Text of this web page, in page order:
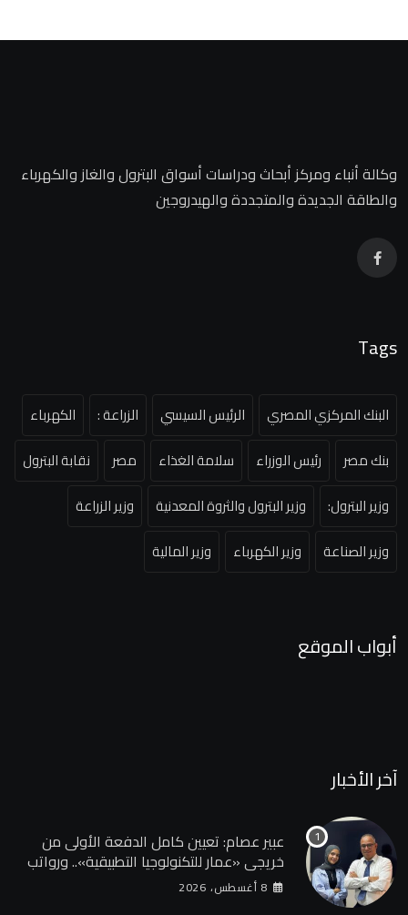
وكالة أنباء ومركز أبحاث ودراسات أسواق البترول والغاز والكهرباء
والطاقة الجديدة والمتجددة والهيدروجين
Tags
البنك المركزي المصري الرئيس السيسي الزراعة :
الكهرباء
بنك مصر
رئيس الوزراء سلامة الغذاء مصر
نقابة البترول
وزير البترول:
وزير البترول والثروة المعدنية
وزير الزراعة
وزير الصناعة
وزير الكهرباء وزير المالية
أبواب الموقع
آخر الأخبار
عبير عصام: تعيين كامل الدفعة الأولى من
خريجي «عمار للتكنولوجيا التطبيقية».. ورواتب
تصل إلى 13 ألف جنيه
8 أغسطس، 2026